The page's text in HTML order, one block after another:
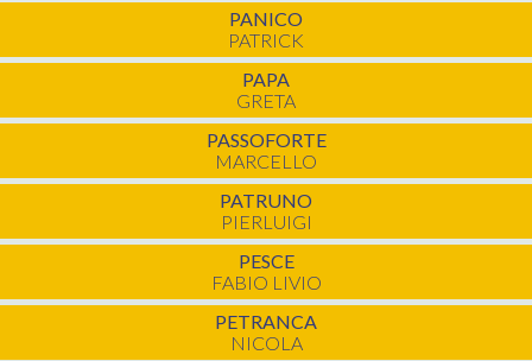
PANICO
PATRICK
PAPA
GRETA
PASSOFORTE
MARCELLO
PATRUNO
PIERLUIGI
PESCE
FABIO LIVIO
PETRANCA
NICOLA